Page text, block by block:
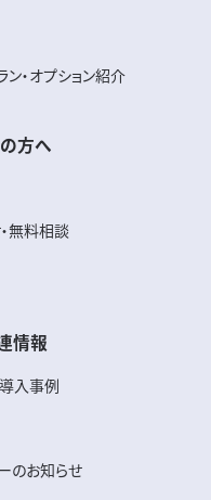
ン・オプション紹介
方へ
無料相談
情報
入事例
のお知らせ